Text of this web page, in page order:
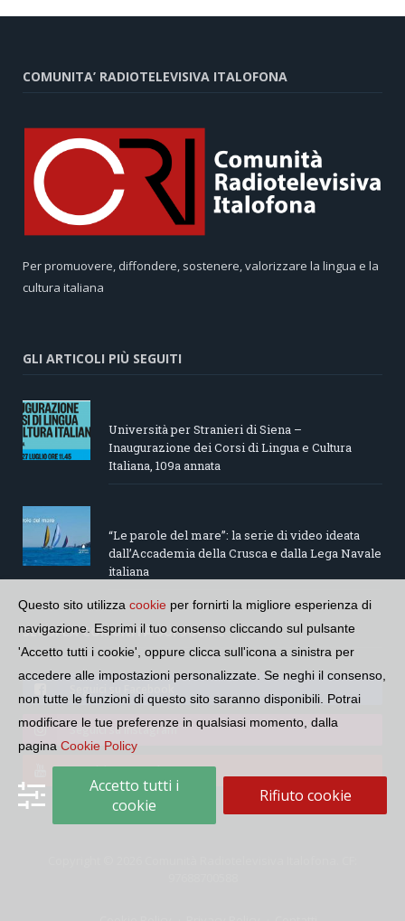
COMUNITA’ RADIOTELEVISIVA ITALOFONA
Per promuovere, diffondere, sostenere, valorizzare la lingua e la
cultura italiana
GLI ARTICOLI PIÙ SEGUITI
Università per Stranieri di Siena –
Inaugurazione dei Corsi di Lingua e Cultura
Italiana, 109a annata
“Le parole del mare”: la serie di video ideata
dall’Accademia della Crusca e dalla Lega Navale
italiana
SEGUI LA COMUNITÀ SUI SOCIAL
Seguici su Instagram
Seguici su YouTube
Questo sito utilizza cookie per fornirti la migliore esperienza di
navigazione. Esprimi il tuo consenso cliccando sul pulsante
'Accetto tutti i cookie', oppure clicca sull'icona a sinistra per
accedere alle impostazioni personalizzate. Se neghi il consenso,
non tutte le funzioni di questo sito saranno disponibili. Potrai
modificare le tue preferenze in qualsiasi momento, dalla
pagina Cookie Policy
Accetto tutti i
cookie
Rifiuto cookie